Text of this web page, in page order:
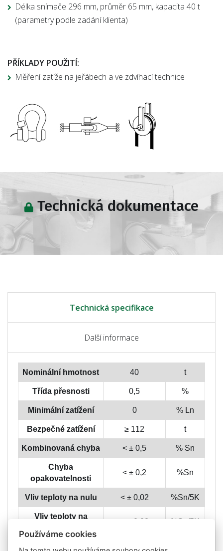
Délka snímače 296 mm, průměr 65 mm, kapacita 40 t
(parametry podle zadání klienta)
PŘÍKLADY POUŽITÍ:
Měření zatíže na jeřábech a ve zdvíhací technice
Technická dokumentace
Technická specifikace
Další informace
Nominální hmotnost 40 t
Třída přesnosti 0,5 %
Minimální zatížení 0 % Ln
Bezpečné zatížení ≥ 112 t
Kombinovaná chyba < ± 0,5 % Sn
Chyba
opakovatelnosti
< ± 0,2 %Sn
Vliv teploty na nulu < ± 0,02 %Sn/5K
Vliv teploty na
< ± 0,02 %Sn/5K
Chyba tečení (30min) < ± 0,1
Používáme cookies